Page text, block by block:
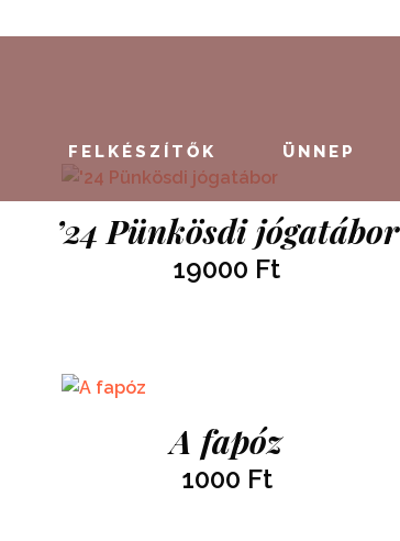
FELKÉSZÍTŐK ÜNNEP
’24 Pünkösdi jógatábor
19000 Ft
A fapóz
1000 Ft